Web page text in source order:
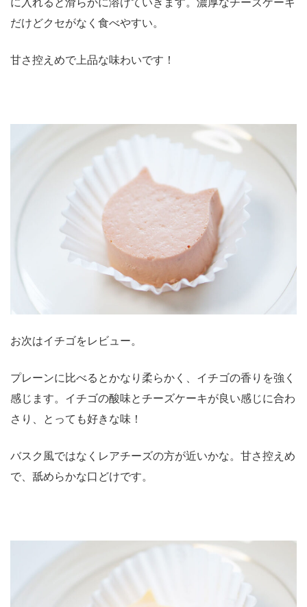
に入れると滑らかに溶けていきます。濃厚なチーズケーキ
だけどクセがなく食べやすい。
甘さ控えめで上品な味わいです！
お次はイチゴをレビュー。
プレーンに比べるとかなり柔らかく、イチゴの香りを強く
感じます。イチゴの酸味とチーズケーキが良い感じに合わ
さり、とっても好きな味！
バスク風ではなくレアチーズの方が近いかな。甘さ控えめ
で、舐めらかな口どけです。